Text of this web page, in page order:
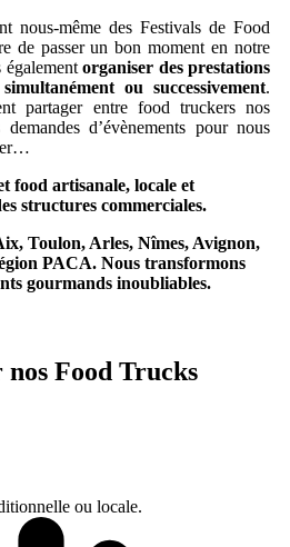
nous-même des Festivals de Food
de passer un bon moment en notre
organiser des prestations
ou successivement.
partager entre food truckers nos
d’évènements pour nous
food artisanale, locale et
structures commerciales.
Toulon, Arles, Nîmes, Avignon,
PACA. Nous transformons
gourmands inoubliables.
Food Trucks
ou locale.